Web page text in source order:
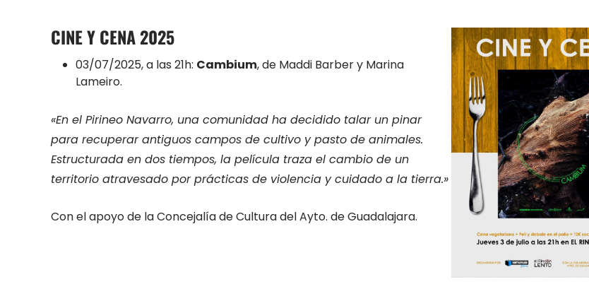
CINE Y CENA 2025
03/07/2025, a las 21h: Cambium, de Maddi Barber y Marina
Lameiro.
«En el Pirineo Navarro, una comunidad ha decidido talar un pinar
para recuperar antiguos campos de cultivo y pasto de animales. ​
Estructurada en dos tiempos, la película traza el cambio de un
territorio atravesado por prácticas de violencia y cuidado a la tierra.»
Con el apoyo de la Concejalía de Cultura del Ayto. de Guadalajara.